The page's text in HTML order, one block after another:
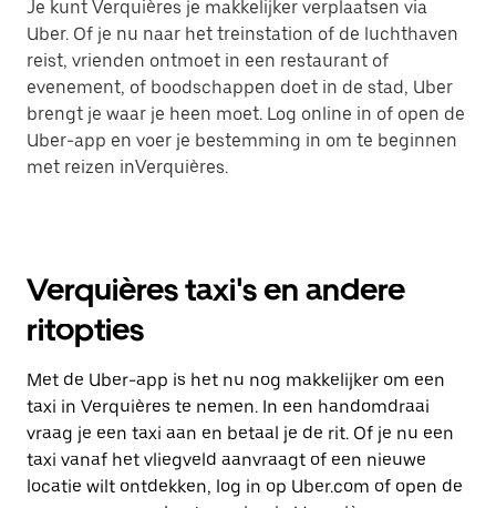
Je kunt Verquières je makkelijker verplaatsen via
Uber. Of je nu naar het treinstation of de luchthaven
reist, vrienden ontmoet in een restaurant of
evenement, of boodschappen doet in de stad, Uber
brengt je waar je heen moet. Log online in of open de
Uber-app en voer je bestemming in om te beginnen
met reizen inVerquières.
Verquières taxi's en andere
ritopties
Met de Uber-app is het nu nog makkelijker om een
taxi in Verquières te nemen. In een handomdraai
vraag je een taxi aan en betaal je de rit. Of je nu een
taxi vanaf het vliegveld aanvraagt of een nieuwe
locatie wilt ontdekken, log in op Uber.com of open de